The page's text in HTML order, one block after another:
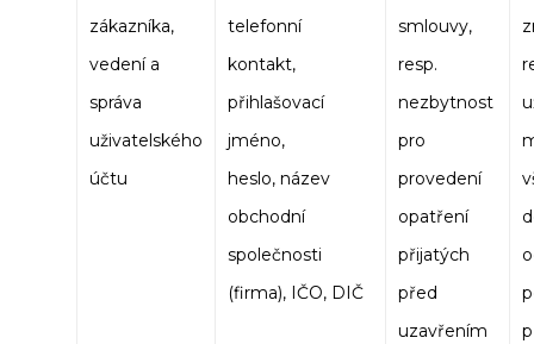
zákazníka,
vedení a
správa
uživatelského
účtu
telefonní
kontakt,
přihlašovací
jméno,
heslo, název
obchodní
společnosti
(firma), IČO, DIČ
smlouvy,
resp.
nezbytnost
pro
provedení
opatření
přijatých
před
uzavřením